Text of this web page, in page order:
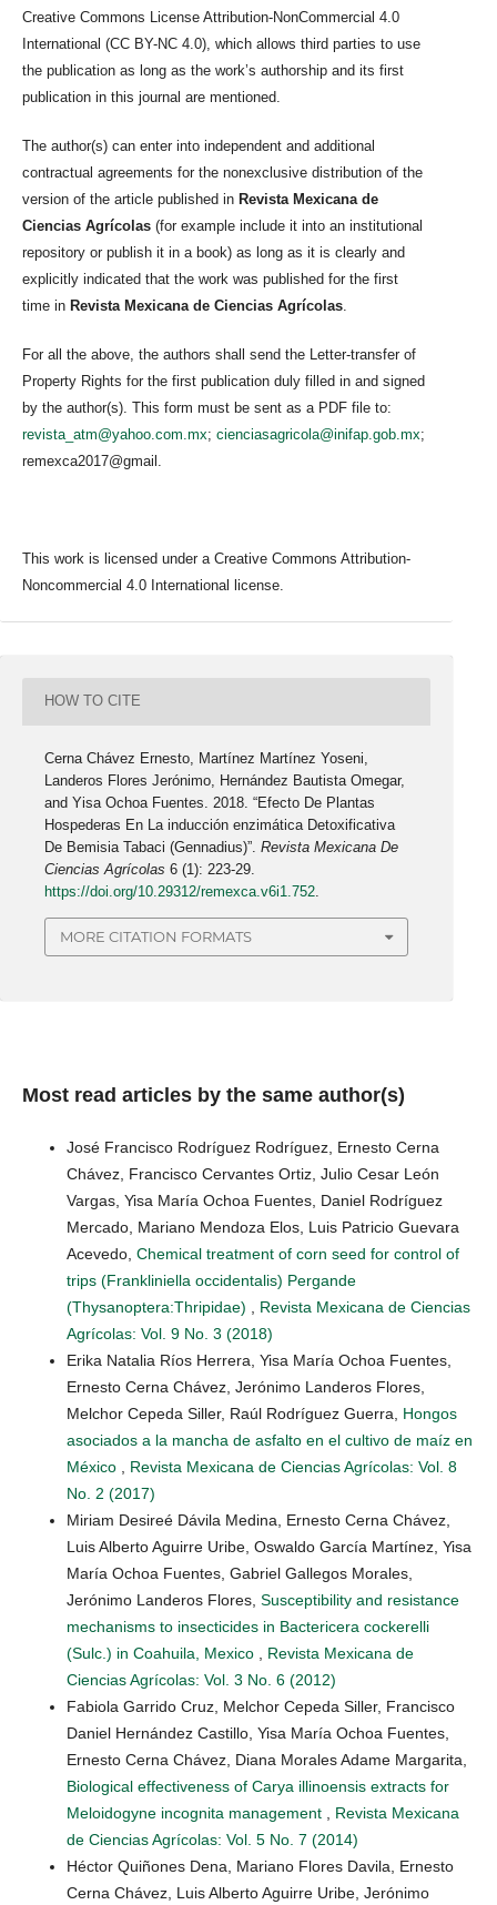
Creative Commons License Attribution-NonCommercial 4.0
International (CC BY-NC 4.0), which allows third parties to use
the publication as long as the work’s authorship and its first
publication in this journal are mentioned.
The author(s) can enter into independent and additional
contractual agreements for the nonexclusive distribution of the
version of the article published in Revista Mexicana de
Ciencias Agrícolas (for example include it into an institutional
repository or publish it in a book) as long as it is clearly and
explicitly indicated that the work was published for the first
time in Revista Mexicana de Ciencias Agrícolas
For all the above, the authors shall send the Letter-transfer of
Property Rights for the first publication duly filled in and signed
by the author(s). This form must be sent as a PDF file to:
revista_atm@yahoo.com.mx; cienciasagricola@inifap.gob.mx;
remexca2017@gmail.
This work is licensed under a Creative Commons Attribution-
Noncommercial 4.0 International license.
HOW TO CITE
Cerna Chávez Ernesto, Martínez Martínez Yoseni,
Landeros Flores Jerónimo, Hernández Bautista Omegar,
and Yisa Ochoa Fuentes. 2018. “Efecto De Plantas
Hospederas En La inducción enzimática Detoxificativa
De Bemisia Tabaci (Gennadius)”.Revista Mexicana De
Ciencias Agrícolas 6 (1): 223-29.
https://doi.org/10.29312/remexca.v6i1.752
MORE CITATION FORMATS
Most read articles by the same author(s)
José Francisco Rodríguez Rodríguez, Ernesto Cerna
Chávez, Francisco Cervantes Ortiz, Julio Cesar León
Vargas, Yisa María Ochoa Fuentes, Daniel Rodríguez
Mercado, Mariano Mendoza Elos, Luis Patricio Guevara
Acevedo, Chemical treatment of corn seed for control of
trips (Frankliniella occidentalis) Pergande
(Thysanoptera:Thripidae)
Revista Mexicana de Ciencias
Agrícolas: Vol. 9 No. 3 (2018)
Erika Natalia Ríos Herrera, Yisa María Ochoa Fuentes,
Ernesto Cerna Chávez, Jerónimo Landeros Flores,
Melchor Cepeda Siller, Raúl Rodríguez Guerra, Hongos
asociados a la mancha de asfalto en el cultivo de maíz en
México
Revista Mexicana de Ciencias Agrícolas: Vol. 8
No. 2 (2017)
Miriam Desireé Dávila Medina, Ernesto Cerna Chávez,
Luis Alberto Aguirre Uribe, Oswaldo García Martínez, Yisa
María Ochoa Fuentes, Gabriel Gallegos Morales,
Jerónimo Landeros Flores, Susceptibility and resistance
mechanisms to insecticides in Bactericera cockerelli
(Sulc.) in Coahuila, Mexico
Revista Mexicana de
Ciencias Agrícolas: Vol. 3 No. 6 (2012)
Fabiola Garrido Cruz, Melchor Cepeda Siller, Francisco
Daniel Hernández Castillo, Yisa María Ochoa Fuentes,
Ernesto Cerna Chávez, Diana Morales Adame Margarita,
Biological effectiveness of Carya illinoensis extracts for
Meloidogyne incognita management
Revista Mexicana
de Ciencias Agrícolas: Vol. 5 No. 7 (2014)
Héctor Quiñones Dena, Mariano Flores Davila, Ernesto
Cerna Chávez, Luis Alberto Aguirre Uribe, Jerónimo